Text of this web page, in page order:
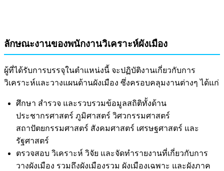
ลักษณะงานของพนักงานวิเคราะห์ผังเมือง
ผู้ที่ได้รับการบรรจุในตำแหน่งนี้ จะปฏิบัติงานเกี่ยวกับการ
วิเคราะห์และวางแผนด้านผังเมือง ซึ่งครอบคลุมงานต่างๆ ได้แก่
ศึกษา สำรวจ และรวบรวมข้อมูลสถิติทั้งด้าน
ประชากรศาสตร์ ภูมิศาสตร์ วิศวกรรมศาสตร์
สถาปัตยกรรมศาสตร์ สังคมศาสตร์ เศรษฐศาสตร์ และ
รัฐศาสตร์
ตรวจสอบ วิเคราะห์ วิจัย และจัดทำรายงานที่เกี่ยวกับการ
วางผังเมือง รวมถึงผังเมืองรวม ผังเมืองเฉพาะ และผังภาค